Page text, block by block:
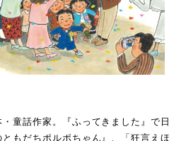
・童話作家。『ふってきました』で日
もだちポルポちゃん』、「狂言えほ